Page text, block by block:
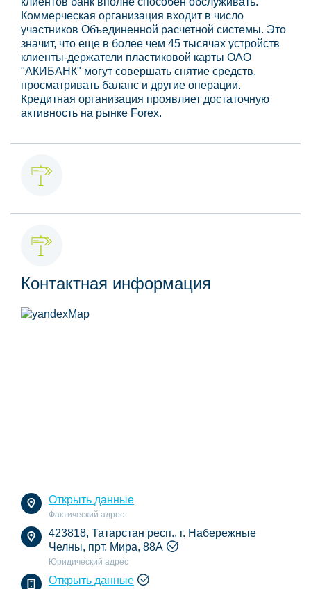
Коммерческая организация входит в число
участников Объединенной расчетной системы. Это
значит, что еще в более чем 45 тысячах устройств
клиенты-держатели пластиковой карты ОАО
"АКИБАНК" могут совершать снятие средств,
просматривать баланс и другие операции.
Кредитная организация проявляет достаточную
активность на рынке Forex.
Контактная информация
Открыть данные
Фактический адрес
423818, Татарстан респ., г. Набережные
Челны, прт. Мира, 88А
Юридический адрес
Открыть данные